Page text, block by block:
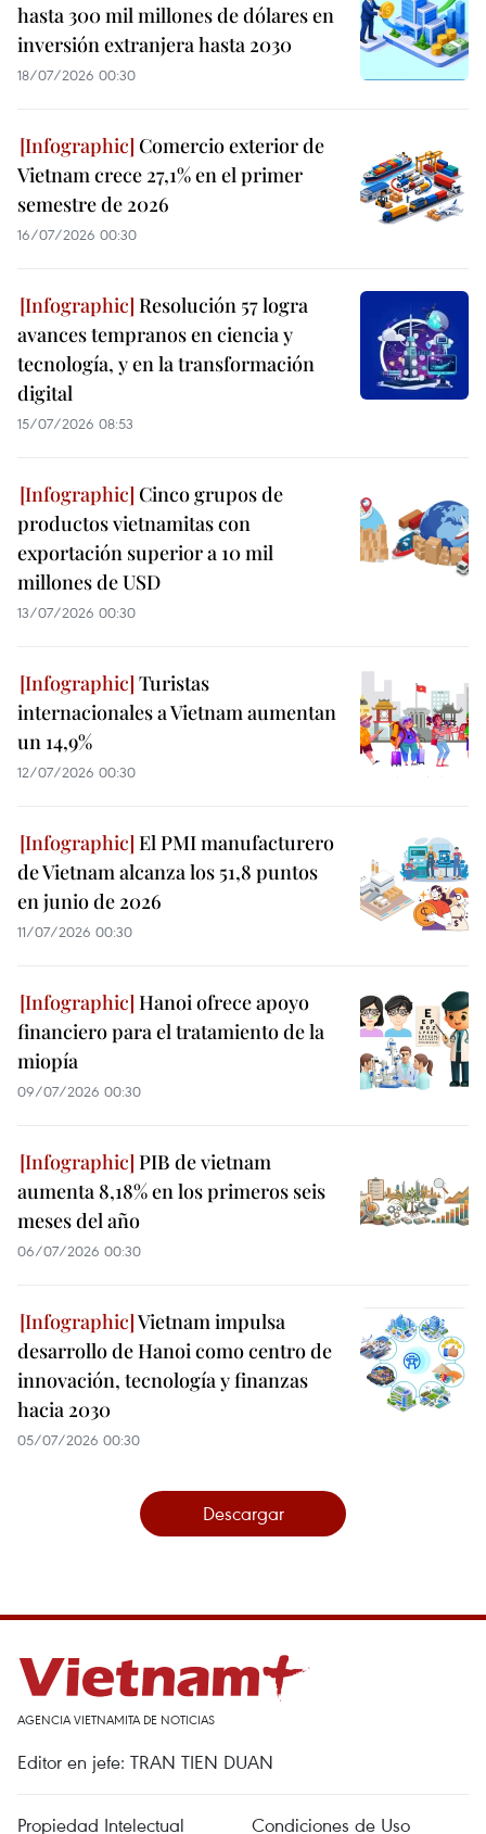
hasta 300 mil millones de dólares en
inversión extranjera hasta 2030
18/07/2026 00:30
Comercio exterior de
Vietnam crece 27,1% en el primer
semestre de 2026
16/07/2026 00:30
Resolución 57 logra
avances tempranos en ciencia y
tecnología, y en la transformación
digital
15/07/2026 08:53
Cinco grupos de
productos vietnamitas con
exportación superior a 10 mil
millones de USD
13/07/2026 00:30
Turistas
internacionales a Vietnam aumentan
un 14,9%
12/07/2026 00:30
El PMI manufacturero
de Vietnam alcanza los 51,8 puntos
en junio de 2026
11/07/2026 00:30
Hanoi ofrece apoyo
financiero para el tratamiento de la
miopía
09/07/2026 00:30
PIB de vietnam
aumenta 8,18% en los primeros seis
meses del año
06/07/2026 00:30
Vietnam impulsa
desarrollo de Hanoi como centro de
innovación, tecnología y finanzas
hacia 2030
05/07/2026 00:30
Descargar
AGENCIA VIETNAMITA DE NOTICIAS
Editor en jefe: TRAN TIEN DUAN
Propiedad Intelectual Condiciones de Uso